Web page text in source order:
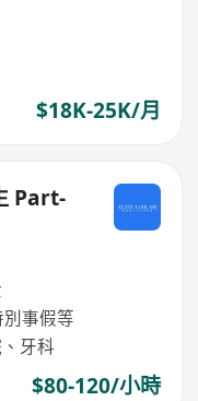
$18K-25K/月
Part-
事假等
牙科
$80-120/小時